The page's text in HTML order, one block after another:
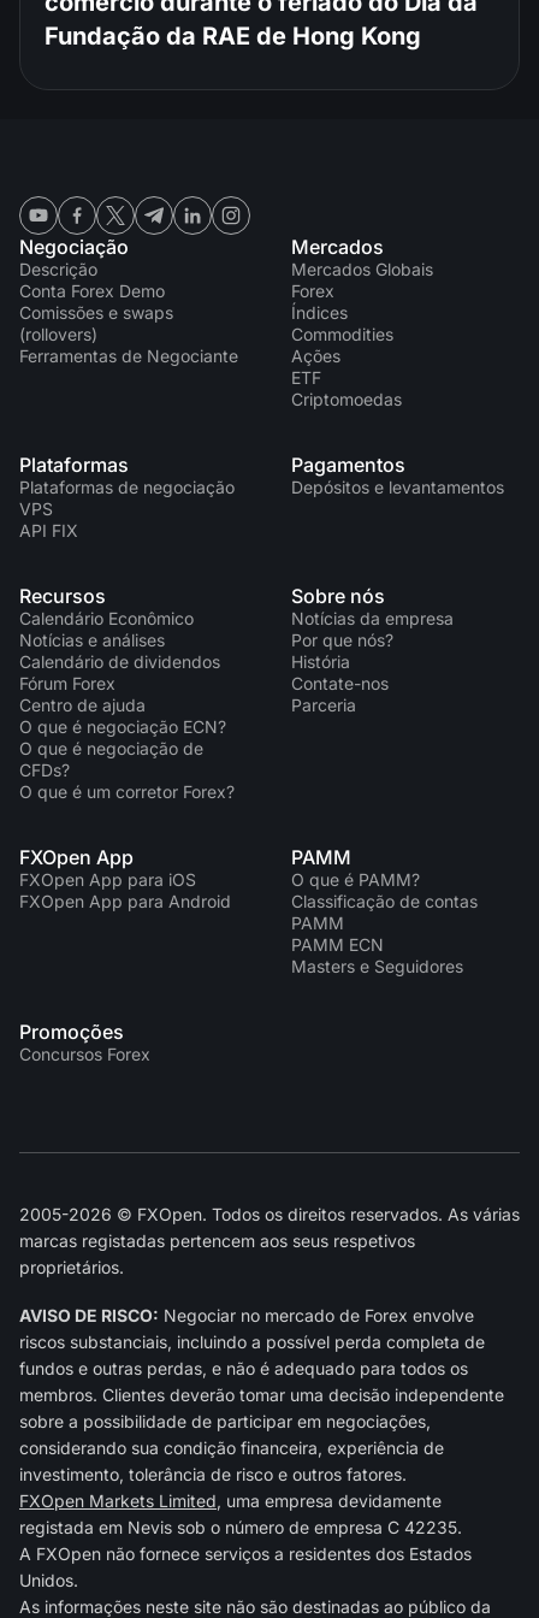
Fundação da RAE de Hong Kong
Negociação
Descrição
Conta Forex Demo
Comissões e swaps
(rollovers)
Ferramentas de Negociante
Mercados
Mercados Globais
Forex
Índices
Commodities
Ações
ETF
Criptomoedas
Plataformas
Plataformas de negociação
VPS
API FIX
Pagamentos
Depósitos e levantamentos
Recursos
Calendário Econômico
Notícias e análises
Calendário de dividendos
Fórum Forex
Centro de ajuda
O que é negociação ECN?
O que é negociação de
CFDs?
O que é um corretor Forex?
Sobre nós
Notícias da empresa
Por que nós?
História
Contate-nos
Parceria
FXOpen App
FXOpen App para iOS
FXOpen App para Android
PAMM
O que é PAMM?
Classificação de contas
PAMM
PAMM ECN
Masters e Seguidores
Promoções
Concursos Forex
2005-2026 © FXOpen. Todos os direitos reservados. As várias
marcas registadas pertencem aos seus respetivos
proprietários.
AVISO DE RISCO: Negociar no mercado de Forex envolve
riscos substanciais, incluindo a possível perda completa de
fundos e outras perdas, e não é adequado para todos os
membros. Clientes deverão tomar uma decisão independente
sobre a possibilidade de participar em negociações,
considerando sua condição financeira, experiência de
investimento, tolerância de risco e outros fatores.
FXOpen Markets Limited, uma empresa devidamente
registada em Nevis sob o número de empresa C 42235.
A FXOpen não fornece serviços a residentes dos Estados
Unidos.
As informações neste site não são destinadas ao público da